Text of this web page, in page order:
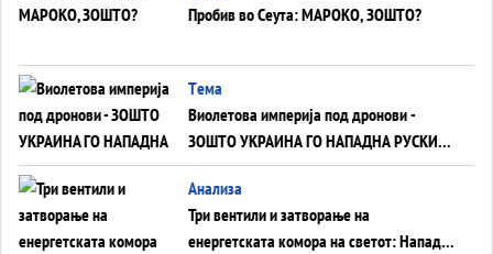
Пробив во Сеута: МАРОКО, ЗОШТО?
Tема
Виолетова империја под дронови -
ЗОШТО УКРАИНА ГО НАПАДНА РУСКИОТ
WILDBERRIES
Aнализа
Три вентили и затворање на
енергетската комора на светот: Нападот